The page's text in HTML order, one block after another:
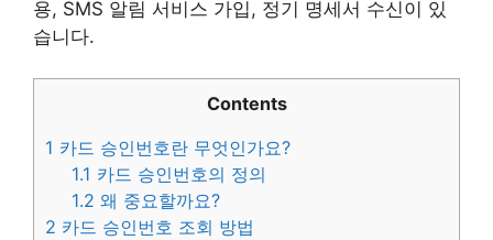
용, SMS 알림 서비스 가입, 정기 명세서 수신이 있
습니다.
Contents
1 카드 승인번호란 무엇인가요?
1.1 카드 승인번호의 정의
1.2 왜 중요할까요?
2 카드 승인번호 조회 방법